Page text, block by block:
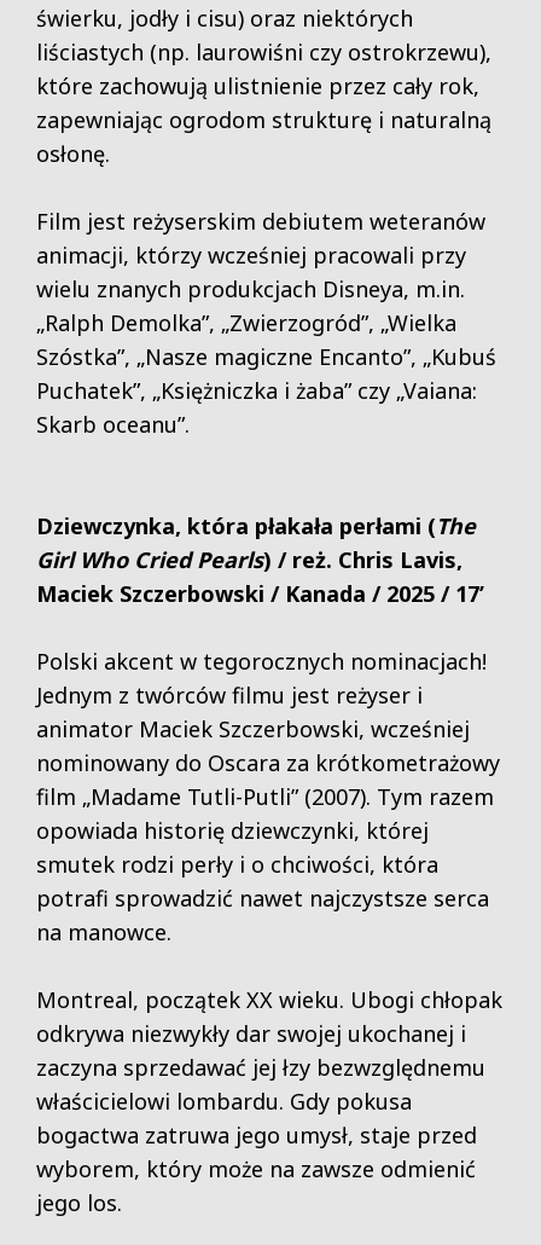
świerku, jodły i cisu) oraz niektórych
liściastych (np. laurowiśni czy ostrokrzewu),
które zachowują ulistnienie przez cały rok,
zapewniając ogrodom strukturę i naturalną
osłonę.
Film jest reżyserskim debiutem weteranów
animacji, którzy wcześniej pracowali przy
wielu znanych produkcjach Disneya, m.in.
„Ralph Demolka”, „Zwierzogród”, „Wielka
Szóstka”, „Nasze magiczne Encanto”, „Kubuś
Puchatek”, „Księżniczka i żaba” czy „Vaiana:
Skarb oceanu”.
Dziewczynka, która płakała perłami (The
Girl Who Cried Pearls) / reż. Chris Lavis,
Maciek Szczerbowski / Kanada / 2025 / 17’
Polski akcent w tegorocznych nominacjach!
Jednym z twórców filmu jest reżyser i
animator Maciek Szczerbowski, wcześniej
nominowany do Oscara za krótkometrażowy
film „Madame Tutli-Putli” (2007). Tym razem
opowiada historię dziewczynki, której
smutek rodzi perły i o chciwości, która
potrafi sprowadzić nawet najczystsze serca
na manowce.
Montreal, początek XX wieku. Ubogi chłopak
odkrywa niezwykły dar swojej ukochanej i
zaczyna sprzedawać jej łzy bezwzględnemu
właścicielowi lombardu. Gdy pokusa
bogactwa zatruwa jego umysł, staje przed
wyborem, który może na zawsze odmienić
jego los.